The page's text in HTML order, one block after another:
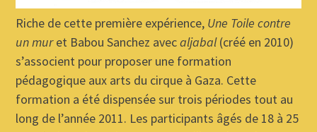
Riche de cette première expérience, Une Toile contre
un muret Babou Sanchez avecaljabal(créé en 2010)
s’associent pour proposer une formation
pédagogique aux arts du cirque à Gaza. Cette
formation a été dispensée sur trois périodes tout au
long de l’année 2011. Les participants âgés de 18 à 25